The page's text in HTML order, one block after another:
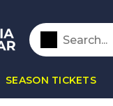
SEASON TICKETS